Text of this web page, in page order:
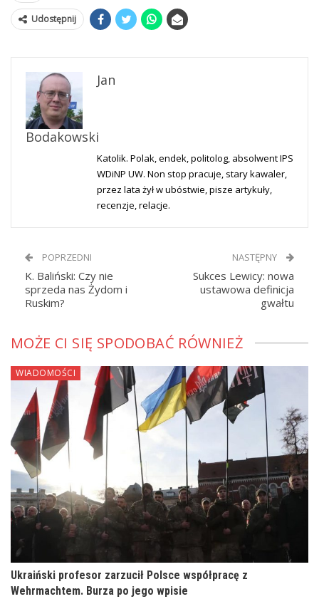
Udostępnij
Jan
Bodakowski
Katolik. Polak, endek, politolog, absolwent IPS
WDiNP UW. Non stop pracuje, stary kawaler,
przez lata żył w ubóstwie, pisze artykuły,
recenzje, relacje.
POPRZEDNI
K. Baliński: Czy nie
sprzeda nas Żydom i
Ruskim?
NASTĘPNY
Sukces Lewicy: nowa
ustawowa definicja
gwałtu
MOŻE CI SIĘ SPODOBAĆ RÓWNIEŻ
WIADOMOŚCI
Ukraiński profesor zarzucił Polsce współpracę z
Wehrmachtem. Burza po jego wpisie